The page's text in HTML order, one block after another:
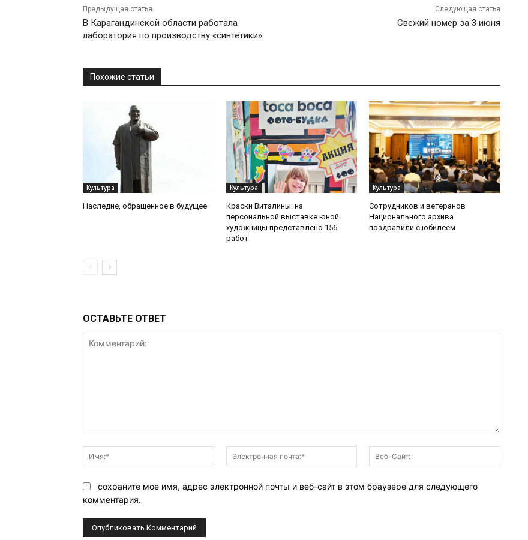
Предыдущая статья
В Карагандинской области работала
лаборатория по производству «синтетики»
Следующая статья
Свежий номер за 3 июня
Похожие статьи
Культура
Наследие, обращенное в будущее
Культура
Краски Виталины: на
персональной выставке юной
художницы представлено 156
работ
Культура
Сотрудников и ветеранов
Национального архива
поздравили с юбилеем
ОСТАВЬТЕ ОТВЕТ
Имя:*
Электронная
почта:*
Сайт:
сохраните мое имя, адрес электронной почты и веб-сайт в этом браузере для следующего
комментария.